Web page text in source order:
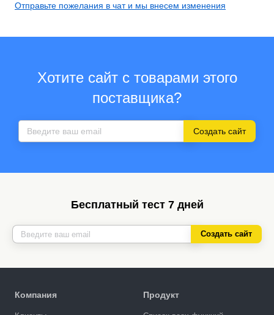
Отправьте пожелания в чат и мы внесем изменения
Хотите сайт с товарами этого
поставщика?
Создать сайт
Бесплатный тест 7 дней
Создать сайт
Компания Продукт